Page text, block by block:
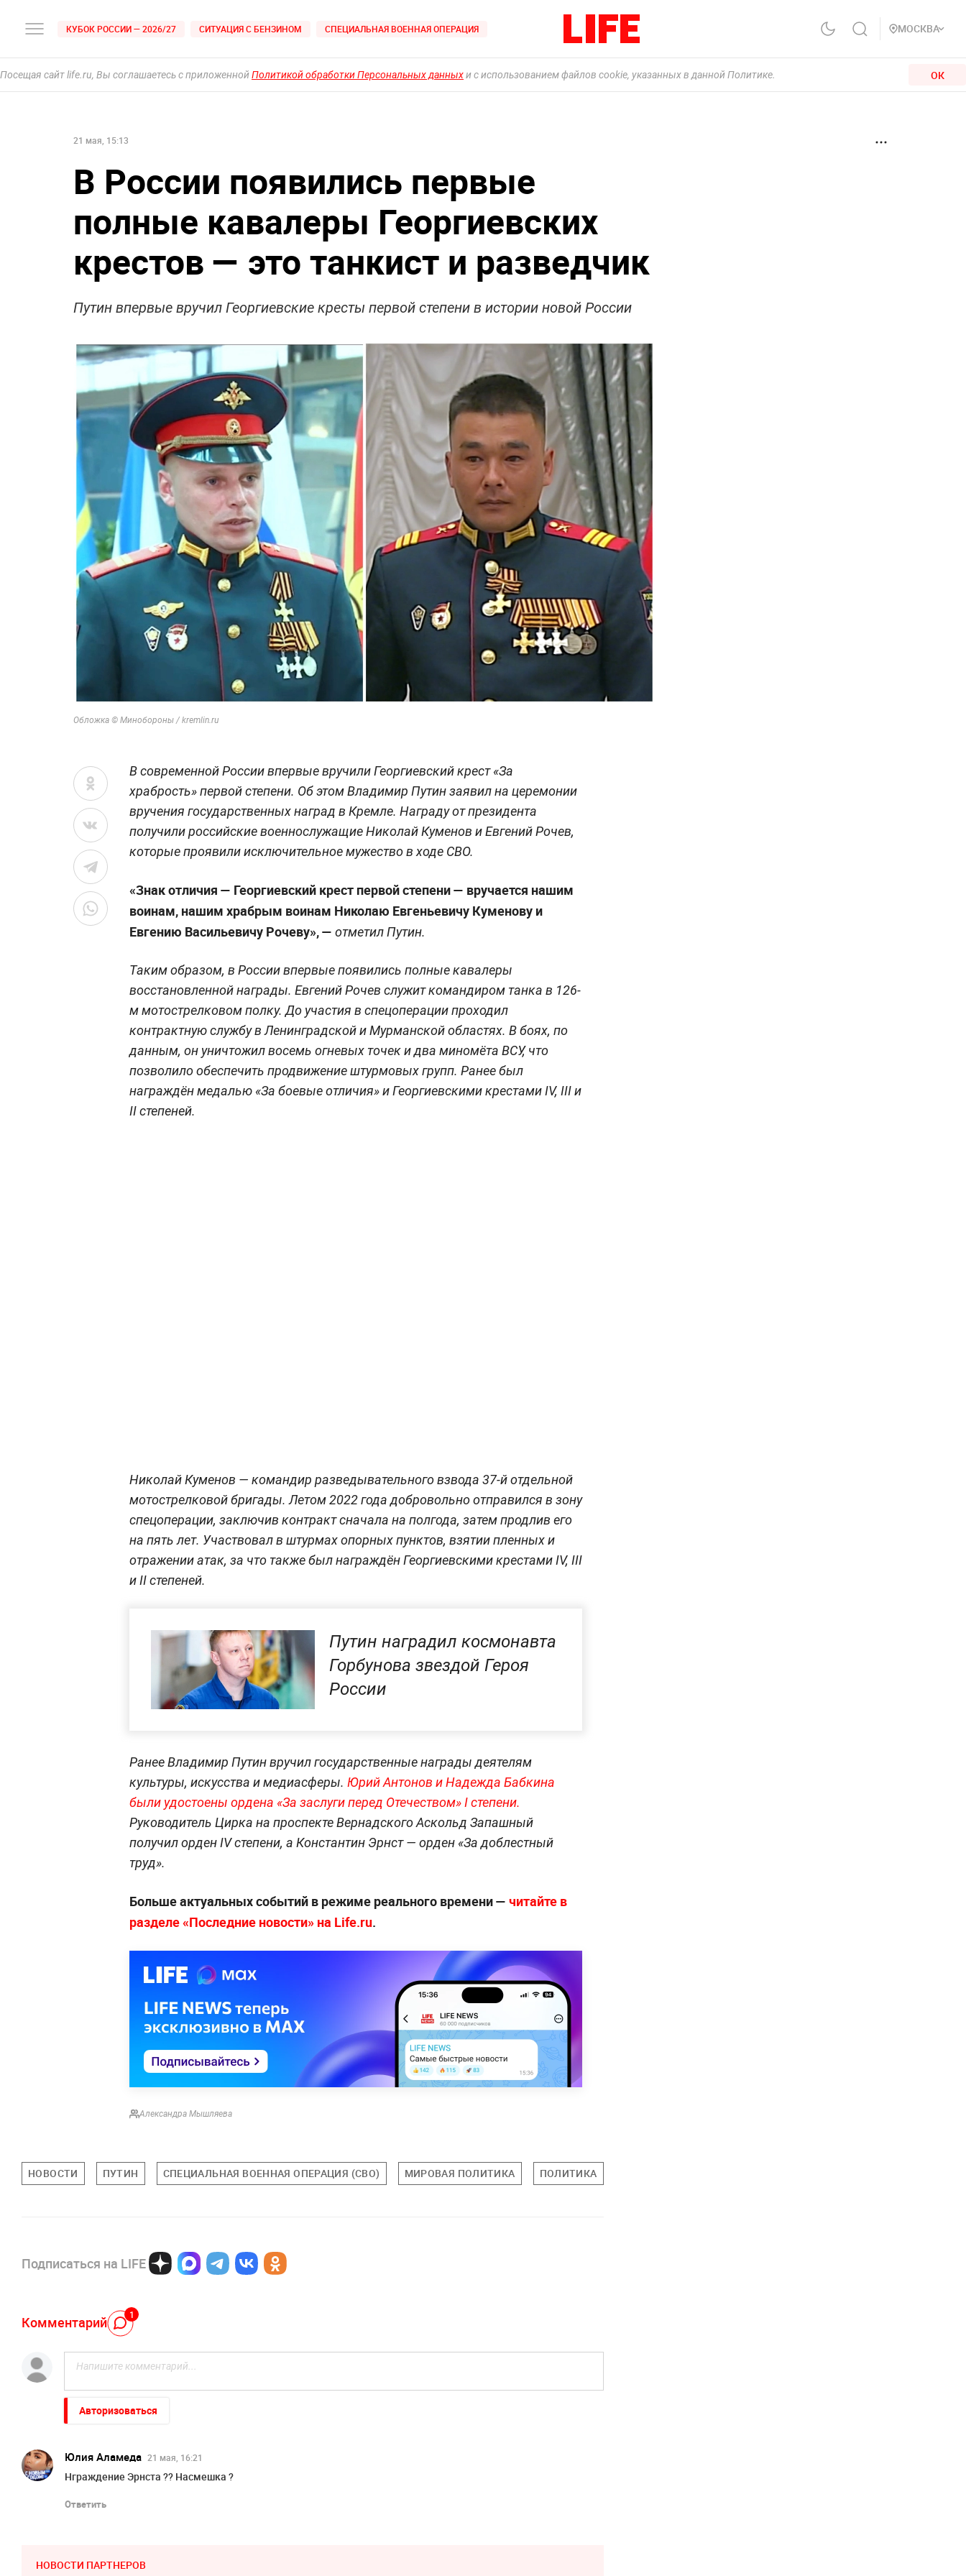
КУБОК РОССИИ — 2026/27 СИТУАЦИЯ С БЕНЗИНОМ СПЕЦИАЛЬНАЯ ВОЕННАЯ ОПЕРАЦИЯ МОСКВА
Посещая сайт life.ru, Вы соглашаетесь с приложеннойПолитикой обработки Персональных данныхи с использованием файлов cookie, указанных в данной Политике. ОК
21 мая, 15:13
В России появились первые
полные кавалеры Георгиевских
крестов — это танкист и разведчик
Путин впервые вручил Георгиевские кресты первой степени в истории новой России
Обложка © Минобороны / kremlin.ru
В современной России впервые вручили Георгиевский крест «За
храбрость» первой степени. Об этом Владимир Путин заявил на церемонии
вручения государственных наград в Кремле. Награду от президента
получили российские военнослужащие Николай Куменов и Евгений Рочев,
которые проявили исключительное мужество в ходе СВО.
«Знак отличия — Георгиевский крест первой степени — вручается нашим
воинам, нашим храбрым воинам Николаю Евгеньевичу Куменову и
Евгению Васильевичу Рочеву», — отметил Путин.
Таким образом, в России впервые появились полные кавалеры
восстановленной награды. Евгений Рочев служит командиром танка в 126-
м мотострелковом полку. До участия в спецоперации проходил
контрактную службу в Ленинградской и Мурманской областях. В боях, по
данным, он уничтожил восемь огневых точек и два миномёта ВСУ, что
позволило обеспечить продвижение штурмовых групп. Ранее был
награждён медалью «За боевые отличия» и Георгиевскими крестами IV, III и
II степеней.
Николай Куменов — командир разведывательного взвода 37-й отдельной
мотострелковой бригады. Летом 2022 года добровольно отправился в зону
спецоперации, заключив контракт сначала на полгода, затем продлив его
на пять лет. Участвовал в штурмах опорных пунктов, взятии пленных и
отражении атак, за что также был награждён Георгиевскими крестами IV, III
и II степеней.
Путин наградил космонавта
Горбунова звездой Героя
России
Ранее Владимир Путин вручил государственные награды деятелям
культуры, искусства и медиасферы. Юрий Антонов и Надежда Бабкина
были удостоены ордена «За заслуги перед Отечеством» I степени.
Руководитель Цирка на проспекте Вернадского Аскольд Запашный
получил орден IV степени, а Константин Эрнст — орден «За доблестный
труд».
Больше актуальных событий в режиме реального времени — читайте в
разделе «Последние новости» на Life.ru.
Александра Мышляева
НОВОСТИ ПУТИН СПЕЦИАЛЬНАЯ ВОЕННАЯ ОПЕРАЦИЯ (СВО) МИРОВАЯ ПОЛИТИКА ПОЛИТИКА
Подписаться на LIFE
Комментарий 1
Авторизоваться
Юлия Аламеда 21 мая, 16:21
Нграждение Эрнста ?? Насмешка ?
Ответить
НОВОСТИ ПАРТНЕРОВ